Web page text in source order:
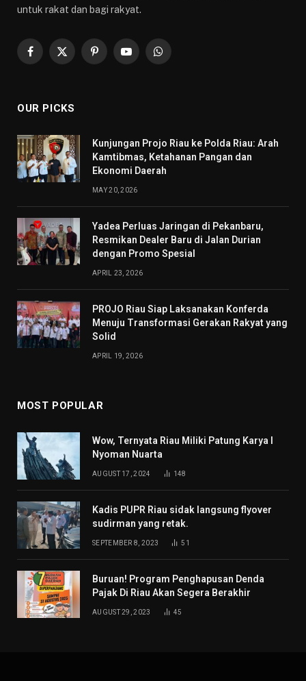
untuk rakat dan bagi rakyat.
Facebook
X
PinterestYouTubeWhatsApp
OUR PICKS
Kunjungan Projo Riau ke Polda Riau: Arah
Kamtibmas, Ketahanan Pangan dan
Ekonomi Daerah
MAY 20, 2026
Yadea Perluas Jaringan di Pekanbaru,
Resmikan Dealer Baru di Jalan Durian
dengan Promo Spesial
APRIL 23, 2026
PROJO Riau Siap Laksanakan Konferda
Menuju Transformasi Gerakan Rakyat yang
Solid
APRIL 19, 2026
MOST POPULAR
Wow, Ternyata Riau Miliki Patung Karya I
Nyoman Nuarta
AUGUST 17, 2024 148
Kadis PUPR Riau sidak langsung flyover
sudirman yang retak.
SEPTEMBER 8, 2023 51
Buruan! Program Penghapusan Denda
Pajak Di Riau Akan Segera Berakhir
AUGUST 29, 2023 45